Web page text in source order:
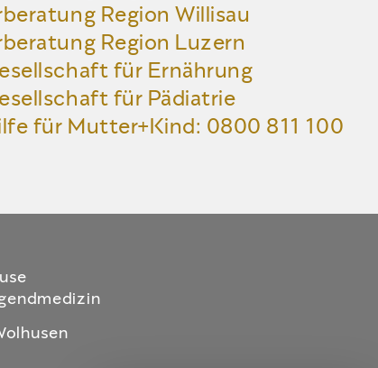
Region Willisau
Region Luzern
für Ernährung
für Pädiatrie
für Mutter+Kind: 0800 811 100